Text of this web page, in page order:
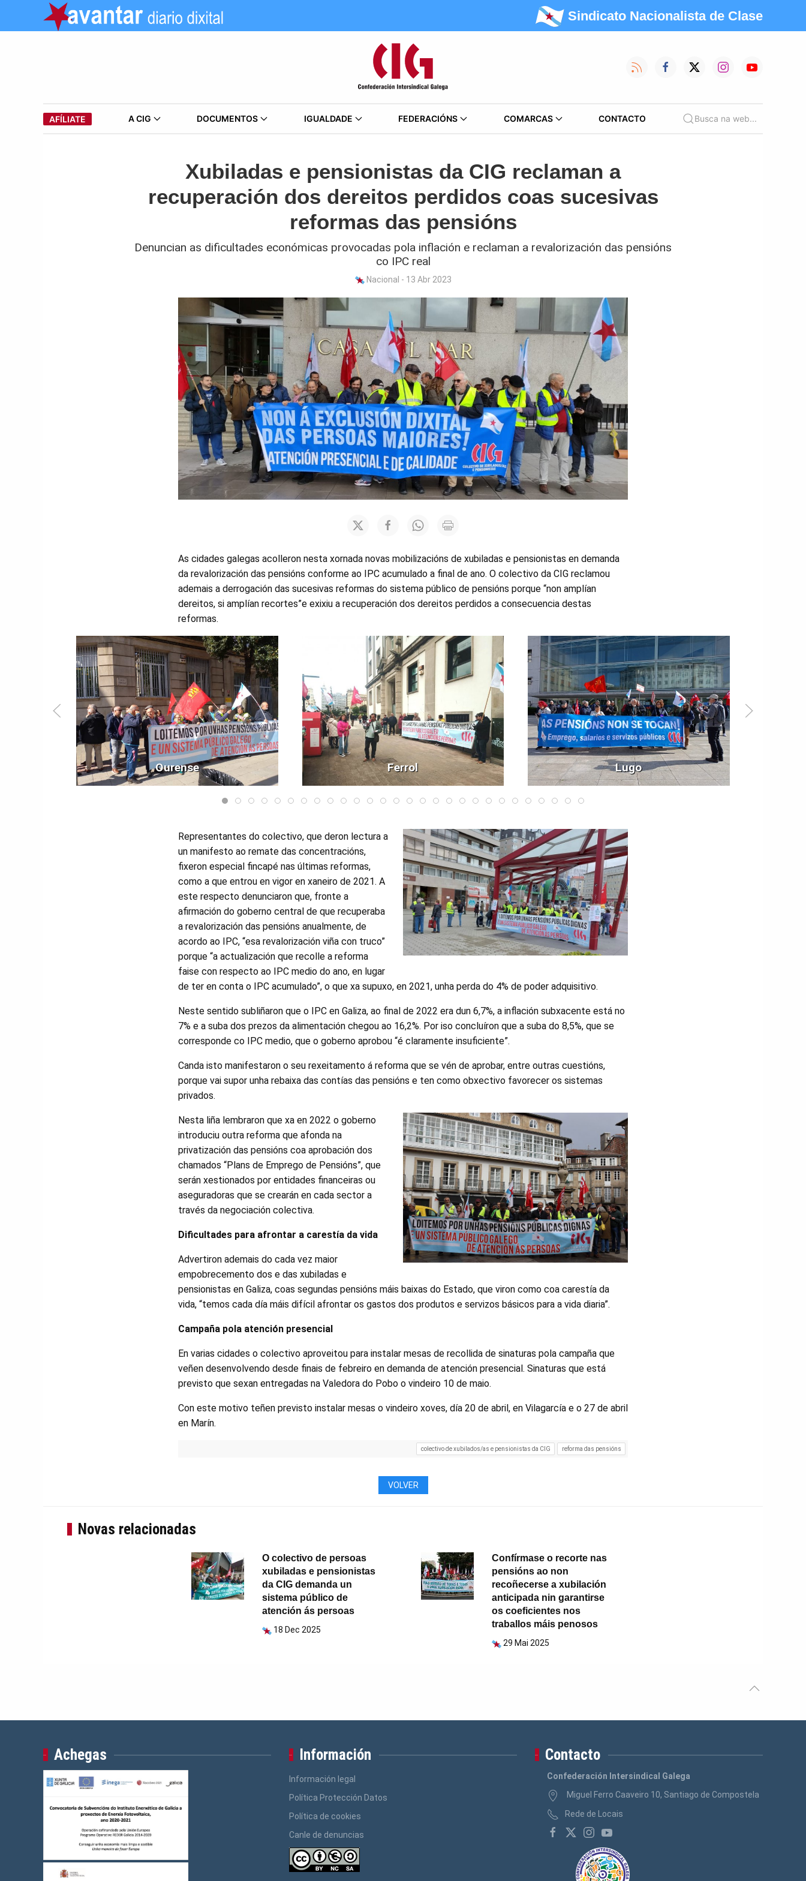
Sindicato Nacionalista de Clase
AFÍLIATE A CIG DOCUMENTOS IGUALDADE FEDERACIÓNS COMARCAS CONTACTO Busca na web...
Xubiladas e pensionistas da CIG reclaman a
recuperación dos dereitos perdidos coas sucesivas
reformas das pensións
Denuncian as dificultades económicas provocadas pola inflación e reclaman a revalorización das pensións
co IPC real
Nacional - 13 Abr 2023
As cidades galegas acolleron nesta xornada novas mobilizacións de xubiladas e pensionistas en demanda
da revalorización das pensións conforme ao IPC acumulado a final de ano. O colectivo da CIG reclamou
ademais a derrogación das sucesivas reformas do sistema público de pensións porque “non amplían
dereitos, si amplían recortes”e exixiu a recuperación dos dereitos perdidos a consecuencia destas
reformas.
Ourense Ferrol Lugo
Representantes do colectivo, que deron lectura a
un manifesto ao remate das concentracións,
fixeron especial fincapé nas últimas reformas,
como a que entrou en vigor en xaneiro de 2021. A
este respecto denunciaron que, fronte a
afirmación do goberno central de que recuperaba
a revalorización das pensións anualmente, de
acordo ao IPC, “esa revalorización viña con truco”
porque “a actualización que recolle a reforma
faise con respecto ao IPC medio do ano, en lugar
de ter en conta o IPC acumulado”, o que xa supuxo, en 2021, unha perda do 4% de poder adquisitivo.
Neste sentido subliñaron que o IPC en Galiza, ao final de 2022 era dun 6,7%, a inflación subxacente está no
7% e a suba dos prezos da alimentación chegou ao 16,2%. Por iso concluíron que a suba do 8,5%, que se
corresponde co IPC medio, que o goberno aprobou “é claramente insuficiente”.
Canda isto manifestaron o seu rexeitamento á reforma que se vén de aprobar, entre outras cuestións,
porque vai supor unha rebaixa das contías das pensións e ten como obxectivo favorecer os sistemas
privados.
Nesta liña lembraron que xa en 2022 o goberno
introduciu outra reforma que afonda na
privatización das pensións coa aprobación dos
chamados “Plans de Emprego de Pensións”, que
serán xestionados por entidades financeiras ou
aseguradoras que se crearán en cada sector a
través da negociación colectiva.
Dificultades para afrontar a carestía da vida
Advertiron ademais do cada vez maior
empobrecemento dos e das xubiladas e
pensionistas en Galiza, coas segundas pensións máis baixas do Estado, que viron como coa carestía da
vida, “temos cada día máis difícil afrontar os gastos dos produtos e servizos básicos para a vida diaria”.
Campaña pola atención presencial
En varias cidades o colectivo aproveitou para instalar mesas de recollida de sinaturas pola campaña que
veñen desenvolvendo desde finais de febreiro en demanda de atención presencial. Sinaturas que está
previsto que sexan entregadas na Valedora do Pobo o vindeiro 10 de maio.
Con este motivo teñen previsto instalar mesas o vindeiro xoves, día 20 de abril, en Vilagarcía e o 27 de abril
en Marín.
colectivo de xubilados/as e pensionistas da CIG reforma das pensións
VOLVER
Novas relacionadas
O colectivo de persoas
xubiladas e pensionistas
da CIG demanda un
sistema público de
atención ás persoas
18 Dec 2025
Confírmase o recorte nas
pensións ao non
recoñecerse a xubilación
anticipada nin garantirse
os coeficientes nos
traballos máis penosos
29 Mai 2025
Achegas Información
Información legal
Política Protección Datos
Política de cookies
Canle de denuncias
Contacto
Confederación Intersindical Galega
Miguel Ferro Caaveiro 10, Santiago de Compostela
Rede de Locais